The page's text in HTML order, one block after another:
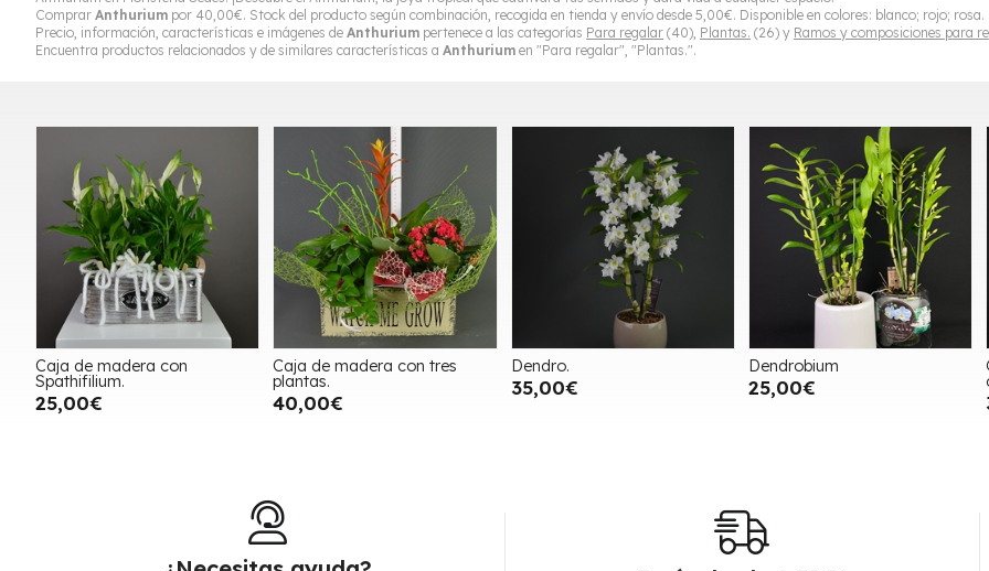
Comprar Anthurium por 40,00€. Stock del producto según combinación, recogida en tienda y envío desde 5,00€. Disponible en colores: blanco; rojo; rosa.
Precio, información, características e imágenes de Anthurium pertenece a las categorías Para regalar (40), Plantas. (26) y Ramos y composiciones para
Encuentra productos relacionados y de similares características a Anthurium en "Para regalar", "Plantas.".
Caja de madera con
Spathifilium.
25,00€
Caja de madera con tres
plantas.
40,00€
Dendro.
35,00€
Dendrobium
25,00€